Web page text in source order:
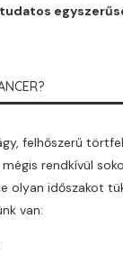
felhőszerű
rendkívül
olyan időszakot
van: